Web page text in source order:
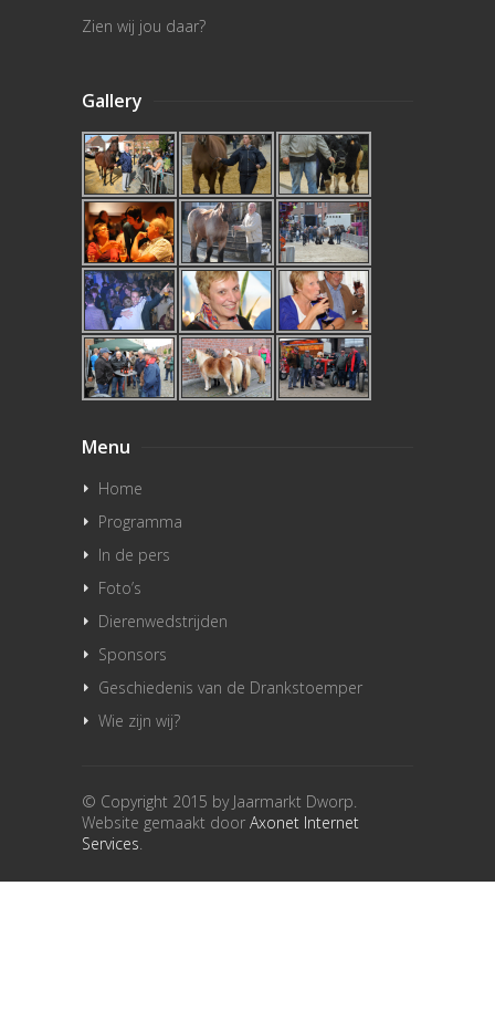
Zien wij jou daar?
Gallery
Menu
Home
Programma
In de pers
Foto’s
Dierenwedstrijden
Sponsors
Geschiedenis van de Drankstoemper
Wie zijn wij?
© Copyright 2015 by Jaarmarkt Dworp.
Website gemaakt door Axonet Internet
Services.